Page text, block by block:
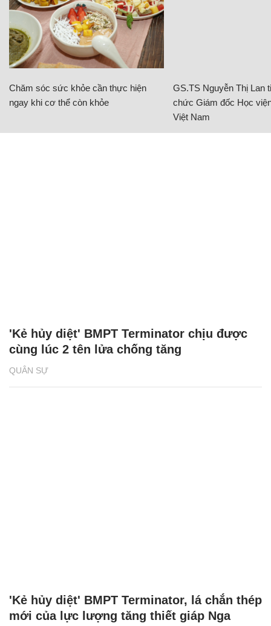
Chăm sóc sức khỏe cần thực hiện
ngay khi cơ thể còn khỏe
GS.TS Nguyễn Thị Lan
chức Giám đốc Học
Việt Nam
QUÂN SỰ
'Kẻ hủy diệt' BMPT Terminator chịu được
cùng lúc 2 tên lửa chống tăng
'Kẻ hủy diệt' BMPT Terminator, lá chắn thép
mới của lực lượng tăng thiết giáp Nga